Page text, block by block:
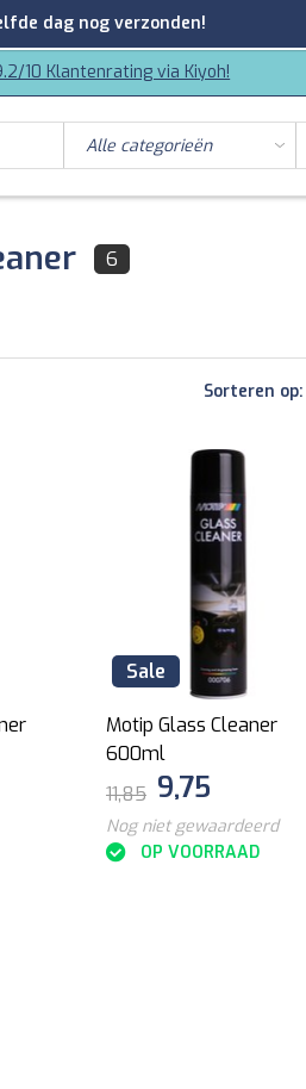
10 Klantenrating via Kiyoh!
6
Sorteren op:
Sale
Motip Glass Cleaner
600ml
11,85 9,75
Nog niet gewaardeerd
OP VOORRAAD
dag nog verzonden!